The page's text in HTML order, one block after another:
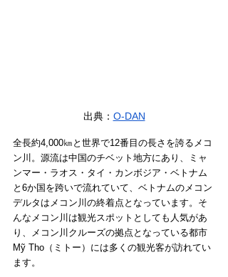
出典： O-DAN
全長約4,000㎞と世界で12番目の長さを誇るメコ
ン川。源流は中国のチベット地方にあり、ミャ
ンマー・ラオス・タイ・カンボジア・ベトナム
と6か国を跨いで流れていて、ベトナムのメコン
デルタはメコン川の終着点となっています。そ
んなメコン川は観光スポットとしても人気があ
り、メコン川クルーズの拠点となっている都市
Mỹ Tho（ミトー）には多くの観光客が訪れてい
ます。